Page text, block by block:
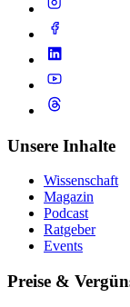
Unsere Inhalte
Wissenschaft
Magazin
Podcast
Ratgeber
Events
Preise &